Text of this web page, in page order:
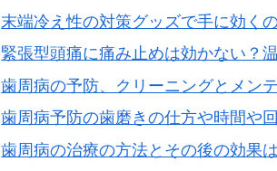
末端冷え性の対策グッズで手に効く
緊張型頭痛に痛み止めは効かない？
歯周病の予防、クリーニングとメン
歯周病予防の歯磨きの仕方や時間や
歯周病の治療の方法とその後の効果